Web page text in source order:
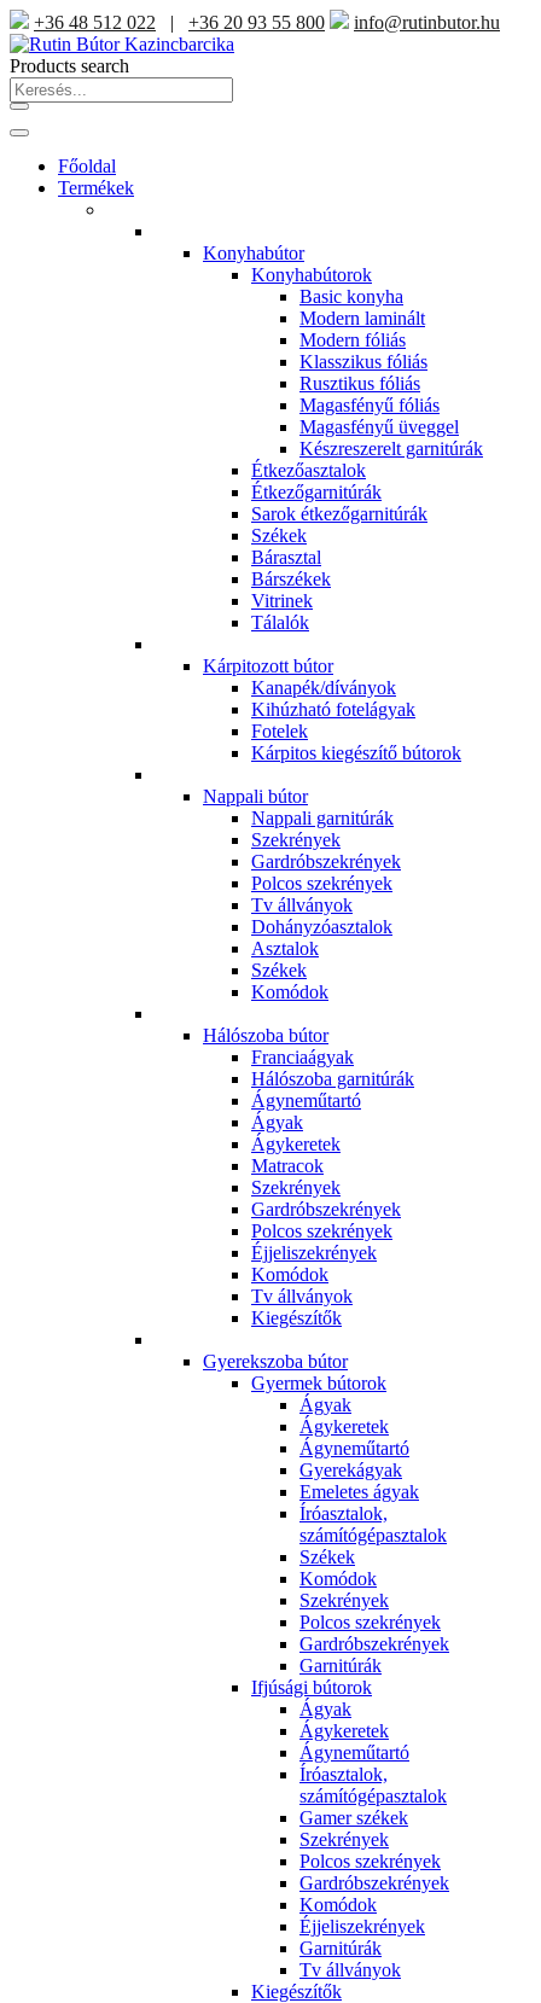
+36 48 512 022 | +36 20 93 55 800 info@rutinbutor.hu
Products search
Főoldal
Termékek
Konyhabútor
Konyhabútorok
Basic konyha
Modern laminált
Modern fóliás
Klasszikus fóliás
Rusztikus fóliás
Magasfényű fóliás
Magasfényű üveggel
Készreszerelt garnitúrák
Étkezőasztalok
Étkezőgarnitúrák
Sarok étkezőgarnitúrák
Székek
Bárasztal
Bárszékek
Vitrinek
Tálalók
Kárpitozott bútor
Kanapék/díványok
Kihúzható fotelágyak
Fotelek
Kárpitos kiegészítő bútorok
Nappali bútor
Nappali garnitúrák
Szekrények
Gardróbszekrények
Polcos szekrények
Tv állványok
Dohányzóasztalok
Asztalok
Székek
Komódok
Hálószoba bútor
Franciaágyak
Hálószoba garnitúrák
Ágyneműtartó
Ágyak
Ágykeretek
Matracok
Szekrények
Gardróbszekrények
Polcos szekrények
Éjjeliszekrények
Komódok
Tv állványok
Kiegészítők
Gyerekszoba bútor
Gyermek bútorok
Ágyak
Ágykeretek
Ágyneműtartó
Gyerekágyak
Emeletes ágyak
Íróasztalok,
számítógépasztalok
Székek
Komódok
Szekrények
Polcos szekrények
Gardróbszekrények
Garnitúrák
Ifjúsági bútorok
Ágyak
Ágykeretek
Ágyneműtartó
Íróasztalok,
számítógépasztalok
Gamer székek
Szekrények
Polcos szekrények
Gardróbszekrények
Komódok
Éjjeliszekrények
Garnitúrák
Tv állványok
Kiegészítők